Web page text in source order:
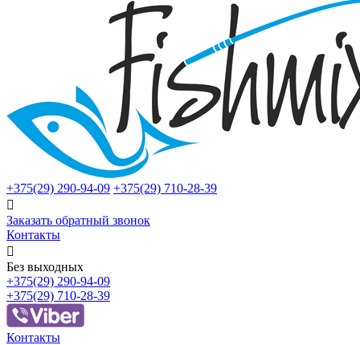
+375(29) 290-94-09 +375(29) 710-28-39

Заказать обратный звонок
Контакты

Без выходных
+375(29) 290-94-09
+375(29) 710-28-39
Контакты